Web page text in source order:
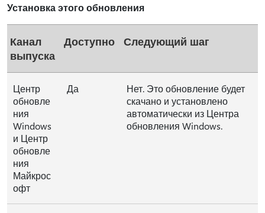
Установка этого обновления
Канал
выпуска
Доступно Следующий шаг
Центр
обновле
ния
Windows
и Центр
обновле
ния
Майкрос
офт
Да
Нет. Это обновление будет
скачано и установлено
автоматически из Центра
обновления Windows.